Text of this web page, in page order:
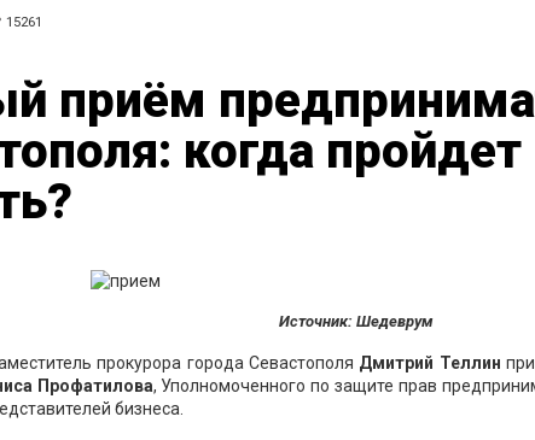
15261
приём
когда пройдет
Источник: Шедеврум
прокурора города Севастополя Дмитрий Теллин
Профатилова, Уполномоченного по защите прав
бизнеса.